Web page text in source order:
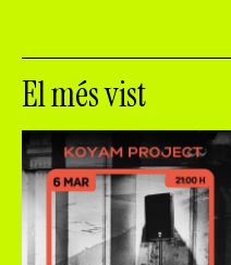
El més vist